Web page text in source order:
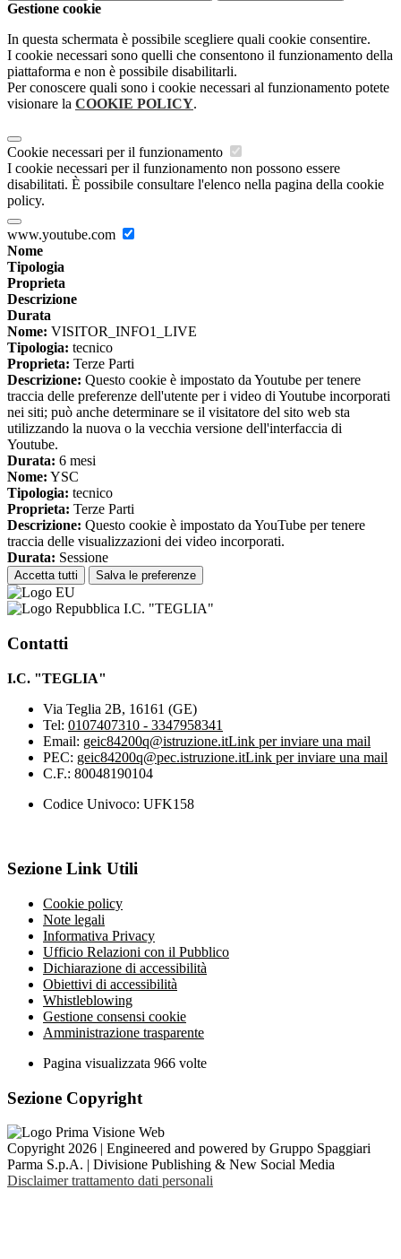
Gestione cookie
In questa schermata è possibile scegliere quali cookie consentire.
I cookie necessari sono quelli che consentono il funzionamento della
piattaforma e non è possibile disabilitarli.
Per conoscere quali sono i cookie necessari al funzionamento potete
visionare la COOKIE POLICY.
Cookie necessari per il funzionamento
I cookie necessari per il funzionamento non possono essere
disabilitati. È possibile consultare l'elenco nella pagina della cookie
policy.
www.youtube.com
Nome
Tipologia
Proprieta
Descrizione
Durata
Nome: VISITOR_INFO1_LIVE
Tipologia: tecnico
Proprieta: Terze Parti
Descrizione: Questo cookie è impostato da Youtube per tenere
traccia delle preferenze dell'utente per i video di Youtube incorporati
nei siti; può anche determinare se il visitatore del sito web sta
utilizzando la nuova o la vecchia versione dell'interfaccia di
Youtube.
Durata: 6 mesi
Nome: YSC
Tipologia: tecnico
Proprieta: Terze Parti
Descrizione: Questo cookie è impostato da YouTube per tenere
traccia delle visualizzazioni dei video incorporati.
Durata: Sessione
Accetta tutti Salva le preferenze
I.C. "TEGLIA"
Contatti
I.C. "TEGLIA"
Via Teglia 2B, 16161 (GE)
Tel: 0107407310 - 3347958341
Email: geic84200q@istruzione.itLink per inviare una mail
PEC: geic84200q@pec.istruzione.itLink per inviare una mail
C.F.: 80048190104
Codice Univoco: UFK158
Sezione Link Utili
Cookie policy
Note legali
Informativa Privacy
Ufficio Relazioni con il Pubblico
Dichiarazione di accessibilità
Obiettivi di accessibilità
Whistleblowing
Gestione consensi cookie
Amministrazione trasparente
Pagina visualizzata 966 volte
Sezione Copyright
Copyright 2026 | Engineered and powered by Gruppo Spaggiari
Parma S.p.A. | Divisione Publishing & New Social Media
Disclaimer trattamento dati personali